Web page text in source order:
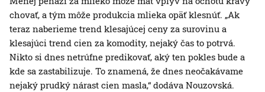
chovať, a tým môže produkcia mlieka opäť klesnúť. „Ak
teraz naberieme trend klesajúcej ceny za surovinu a
klesajúci trend cien za komodity, nejaký čas to potrvá.
Nikto si dnes netrúfne predikovať, aký ten pokles bude a
kde sa zastabilizuje. To znamená, že dnes neočakávame
nejaký prudký nárast cien masla,“ dodáva Nouzovská.